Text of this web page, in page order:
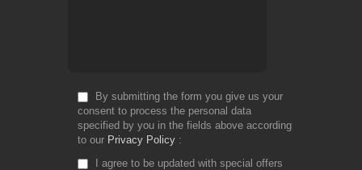
By submitting the form you give us your
consent to process the personal data
specified by you in the fields above according
to our Privacy Policy
I agree to be updated with special offers